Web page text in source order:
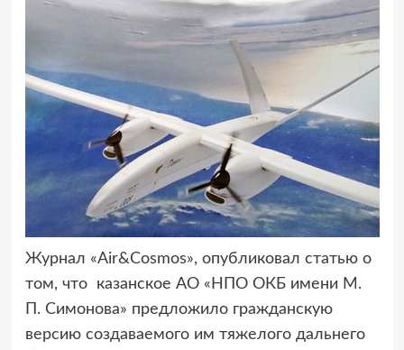
Журнал «Air&Cosmos», опубликовал статью о
том, что казанское АО «НПО ОКБ имени М.
П. Симонова» предложило гражданскую
версию создаваемого им тяжелого дальнего